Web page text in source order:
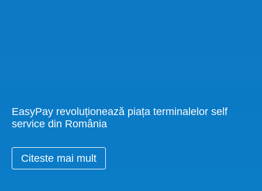
EasyPay revoluționează piața terminalelor self
service din România
Citeste mai mult